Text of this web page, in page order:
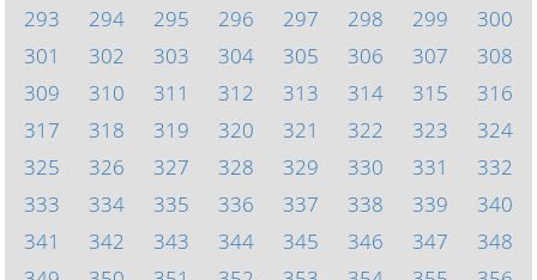
293
294 295 296 297 298 299
300
301
302 303 304 305 306 307
308
309
310 311 312 313 314 315
316
317
318 319 320 321 322 323
324
325
326 327 328 329 330 331
332
333
334 335 336 337 338 339
340
341
342 343 344 345 346 347
348